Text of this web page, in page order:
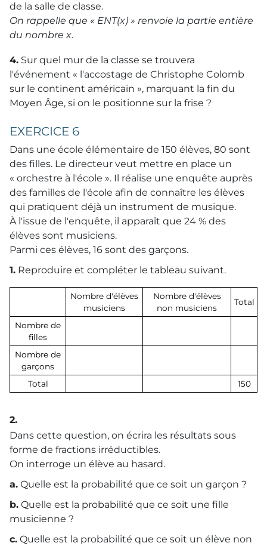
de la salle de classe.
On rappelle que « ENT(x) » renvoie la partie entière
du nombrex.
4. Sur quel mur de la classe se trouvera
l'événement « l'accostage de Christophe Colomb
sur le continent américain », marquant la fin du
Moyen Âge, si on le positionne sur la frise ?
EXERCICE 6
Dans une école élémentaire de 150 élèves, 80 sont
des filles. Le directeur veut mettre en place un
« orchestre à l'école ». Il réalise une enquête auprès
des familles de l'école afin de connaître les élèves
qui pratiquent déjà un instrument de musique.
À l'issue de l'enquête, il apparaît que 24 % des
élèves sont musiciens.
Parmi ces élèves, 16 sont des garçons.
1. Reproduire et compléter le tableau suivant.
Nombre d'élèves
musiciens
Nombre d'élèves
non musiciens
Total
Nombre de
filles
Nombre de
garçons
Total
150
2.
Dans cette question, on écrira les résultats sous
forme de fractions irréductibles.
On interroge un élève au hasard.
a. Quelle est la probabilité que ce soit un garçon ?
b. Quelle est la probabilité que ce soit une fille
musicienne ?
c. Quelle est la probabilité que ce soit un élève non